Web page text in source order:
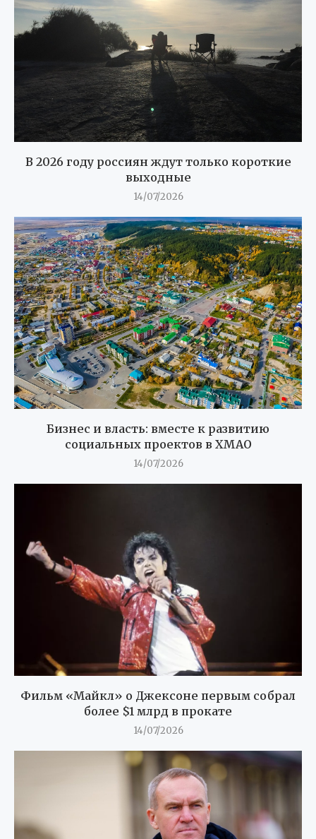
В 2026 году россиян ждут только короткие
выходные
14/07/2026
Бизнес и власть: вместе к развитию
социальных проектов в ХМАО
14/07/2026
Фильм «Майкл» о Джексоне первым собрал
более $1 млрд в прокате
14/07/2026